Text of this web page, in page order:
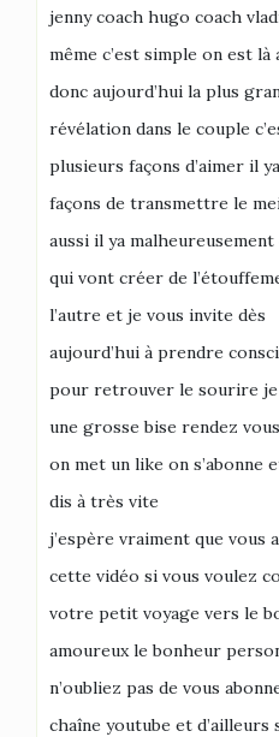
jenny coach hugo coach
même c’est simple on est là
donc aujourd’hui la plus
révélation dans le couple
plusieurs façons d’aimer il
façons de transmettre le
aussi il ya malheureusement
qui vont créer de
l’autre et je vous invite dès
aujourd’hui à prendre
pour retrouver le sourire je
une grosse bise rendez
on met un like on s’abonne
dis à très vite
j’espère vraiment que vous
cette vidéo si vous voulez
votre petit voyage vers le
amoureux le bonheur
n’oubliez pas de vous
chaîne youtube et d’ailleurs